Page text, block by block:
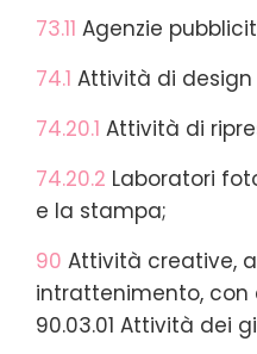
73.11 Agenzie
74.1 Attività di design
74.20.1 Attività di
74.20.2 Laboratori
e la stampa;
90 Attività creative,
intrattenimento, con
90.03.01 Attività dei